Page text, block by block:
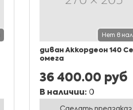
Нет в
диван Аккордеон 140
омега
36 400.00 руб
В наличии: 0